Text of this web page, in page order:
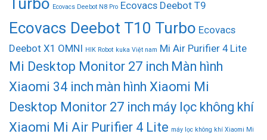
Ecovacs Deebot N8 Pro Ecovacs Deebot T9
Ecovacs Deebot T10 Turbo Ecovacs
Deebot X1 OMNI HIK Robot kuka Việt nam Mi Air Purifier 4 Lite
Mi Desktop Monitor 27 inch Màn hình
Xiaomi 34 inch màn hình Xiaomi Mi
Desktop Monitor 27 inch máy lọc không khí
Xiaomi Mi Air Purifier 4 Lite máy lọc không khí Xiaomi Mi